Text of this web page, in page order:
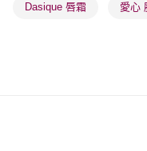
每筆HK$65.00，滿
每筆HK$20.00，滿
(澳門門市) 只顯示可選門
Dasique 唇霜 愛心